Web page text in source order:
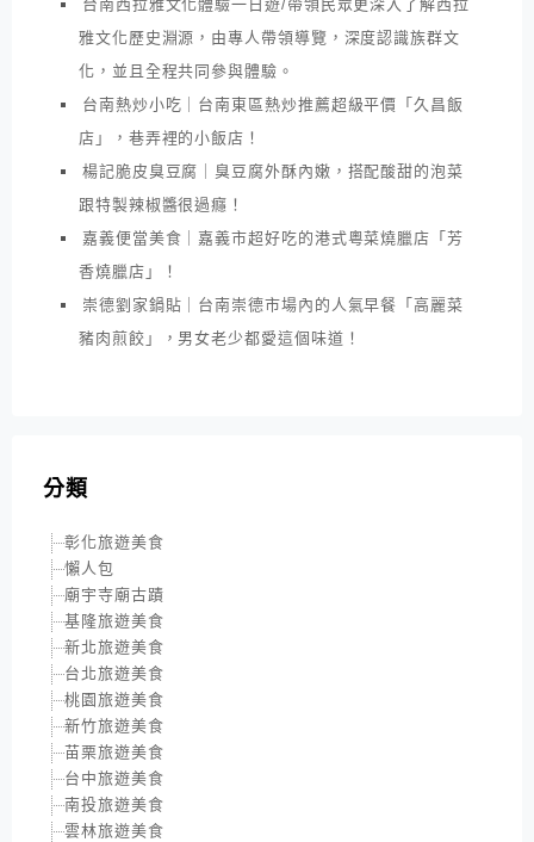
台南西拉雅文化體驗一日遊/帶領民眾更深入了解西拉
雅文化歷史淵源，由專人帶領導覽，深度認識族群文
化，並且全程共同參與體驗。
台南熱炒小吃｜台南東區熱炒推薦超級平價「久昌飯
店」，巷弄裡的小飯店！
楊記脆皮臭豆腐｜臭豆腐外酥內嫩，搭配酸甜的泡菜
跟特製辣椒醬很過癮！
嘉義便當美食｜嘉義市超好吃的港式粵菜燒臘店「芳
香燒臘店」！
崇德劉家鍋貼｜台南崇德市場內的人氣早餐「高麗菜
豬肉煎餃」，男女老少都愛這個味道！
分類
彰化旅遊美食
懶人包
廟宇寺廟古蹟
基隆旅遊美食
新北旅遊美食
台北旅遊美食
桃園旅遊美食
新竹旅遊美食
苗栗旅遊美食
台中旅遊美食
南投旅遊美食
雲林旅遊美食